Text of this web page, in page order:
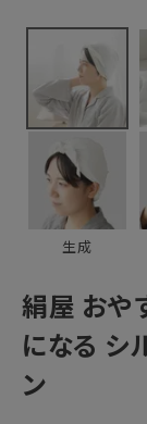
読み物
お問い合わせ
ログアウト
生成
絹屋 おや
になる シ
ン